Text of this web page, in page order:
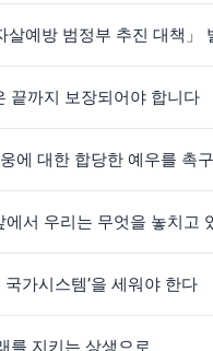
예방 범정부 추진 대책」
끝까지 보장되어야 합니다
에 대한 합당한 예우를 촉구
서 우리는 무엇을 놓치고
가시스템’을 세워야 한다
를 지키는 상생으로